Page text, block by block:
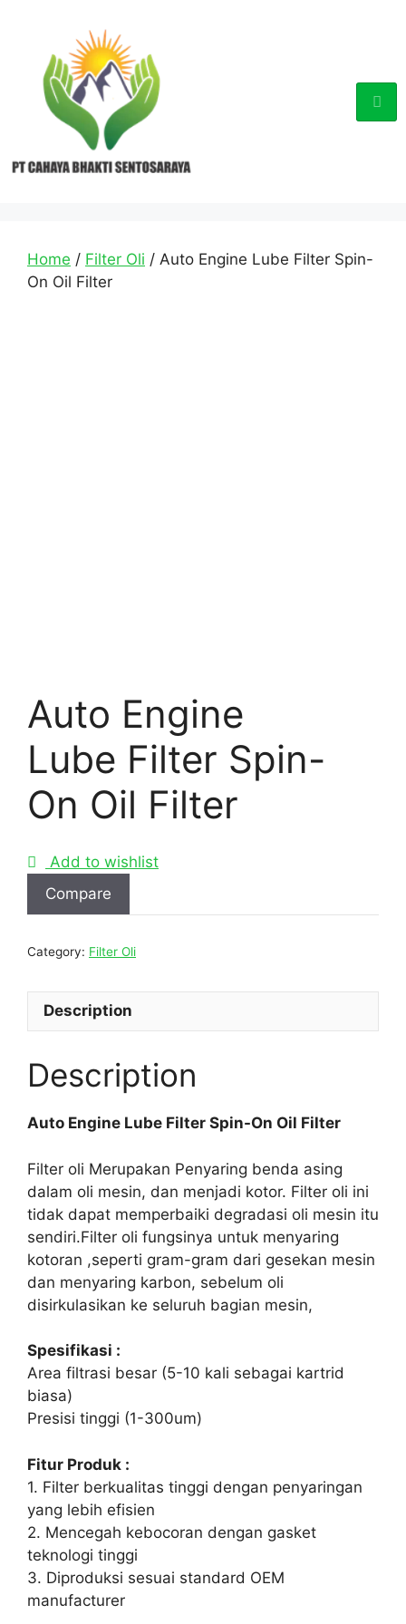
Home / Filter Oli / Auto Engine Lube Filter Spin-
On Oil Filter
Auto Engine
Lube Filter Spin-
On Oil Filter
Add to wishlist
Compare
Category: Filter Oli
Description
Description
Auto Engine Lube Filter Spin-On Oil Filter
Filter oli Merupakan Penyaring benda asing
dalam oli mesin, dan menjadi kotor. Filter oli ini
tidak dapat memperbaiki degradasi oli mesin itu
sendiri.Filter oli fungsinya untuk menyaring
kotoran ,seperti gram-gram dari gesekan mesin
dan menyaring karbon, sebelum oli
disirkulasikan ke seluruh bagian mesin,
Spesifikasi :
Area filtrasi besar (5-10 kali sebagai kartrid
biasa)
Presisi tinggi (1-300um)
Fitur Produk :
1. Filter berkualitas tinggi dengan penyaringan
yang lebih efisien
2. Mencegah kebocoran dengan gasket
teknologi tinggi
3. Diproduksi sesuai standard OEM
manufacturer